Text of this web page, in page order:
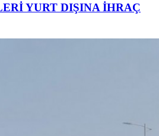
YURT DIŞINA İHRAÇ